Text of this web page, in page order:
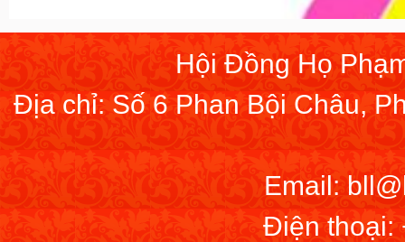
Hội Đồng Họ
Địa chỉ: Số 6 Phan Bội Châu,
Email:
Điện thoại: